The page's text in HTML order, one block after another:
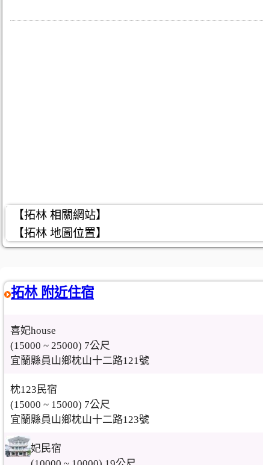
【拓林 相關網站】
【拓林 地圖位置】
拓林 附近住宿
喜妃house
(15000 ~ 25000) 7公尺
宜蘭縣員山鄉枕山十二路121號
枕123民宿
(15000 ~ 15000) 7公尺
宜蘭縣員山鄉枕山十二路123號
妃民宿